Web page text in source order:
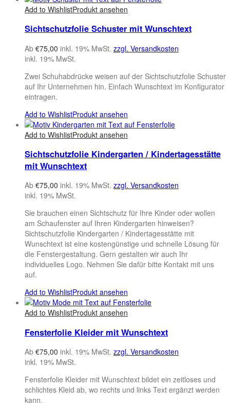
Add to WishlistProdukt ansehen
Sichtschutzfolie Schuster mit Wunschtext
Ab €75,00 inkl. 19% MwSt. zzgl. Versandkosten
inkl. 19% MwSt.
Zwei Schuhabdrücke weisen auf der Sichtschutzfolie Schuster
auf Ihr Unternehmen hin. Einfach Wunschtext im Konfigurator
eintragen.
Add to WishlistProdukt ansehen
Add to WishlistProdukt ansehen
Sichtschutzfolie Kindergarten / Kindertagesstätte
mit Wunschtext
Ab €75,00 inkl. 19% MwSt. zzgl. Versandkosten
inkl. 19% MwSt.
Sie brauchen einen Sichtschutz für Ihre Kinder oder wollen
am Schaufenster auf Ihren Kindergarten hinweisen?
Sichtschutzfolie Kindergarten / Kindertagesstätte mit
Wunschtext ist eine kostengünstige und schnelle Lösung für
die Fenstergestaltung. Gern gestalten wir auch Ihr
individuelles Logo. Nehmen Sie dafür bitte Kontakt mit uns
auf.
Add to WishlistProdukt ansehen
Add to WishlistProdukt ansehen
Fensterfolie Kleider mit Wunschtext
Ab €75,00 inkl. 19% MwSt. zzgl. Versandkosten
inkl. 19% MwSt.
Fensterfolie Kleider mit Wunschtext bildet ein zeitloses und
schlichtes Kleid ab, wo rechts und links Text ergänzt werden
kann.